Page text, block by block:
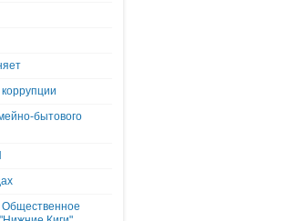
бытового
Общественное